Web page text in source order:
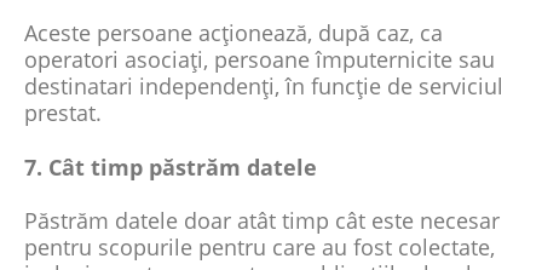
Aceste persoane acționează, după caz, ca
operatori asociați, persoane împuternicite sau
destinatari independenți, în funcție de serviciul
prestat.
7. Cât timp păstrăm datele
Păstrăm datele doar atât timp cât este necesar
pentru scopurile pentru care au fost colectate,